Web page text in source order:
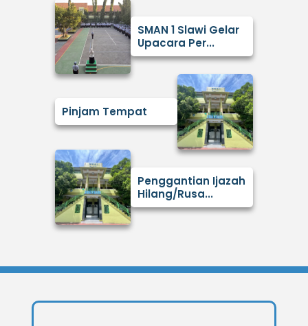
SMAN 1 Slawi Gelar
Upacara Per...
Pinjam Tempat
Penggantian Ijazah
Hilang/Rusa...